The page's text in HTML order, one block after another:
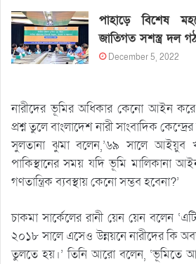
পাহাড়ে বিশেষ
জাতিগত সশস্ত্র দল
December 5, 2022
নারীদের ভূমির অধিকার কেনো আইন করে
প্রশ্ন তুলে বাংলাদেশ নারী সাংবাদিক
সুলতানা ঝুমা বলেন,’৬৯ সালে আইয়ুব
পাকিস্থানের সময় যদি ভূমি মালিকানা
গণতান্ত্রিক ব্যবস্থায় কেনো সম্ভব হবেনা?’
চাকমা সার্কেলের রানী য়েন য়েন বলেন
২০১৮ সালে এসেও উন্নয়নে নারীদের কি
তুলতে হয়।’ তিনি আরো বলেন, ‘ভূমিতে